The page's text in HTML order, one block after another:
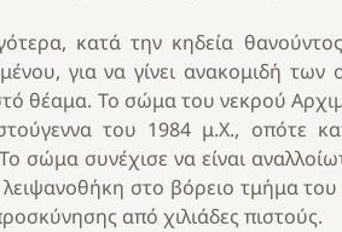
κατά την κηδεία
για να γίνει ανακομιδή των
θέαμα. Το σώμα του νεκρού
του 1984 μ.Χ., οπότε
σώμα συνέχισε να είναι
λειψανοθήκη στο βόρειο τμήμα
από χιλιάδες πιστούς.